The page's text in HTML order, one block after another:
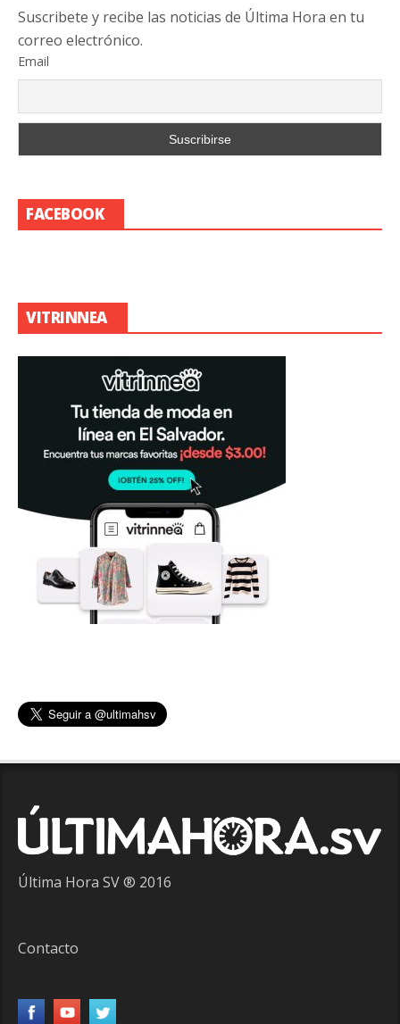
Suscribete y recibe las noticias de Última Hora en tu
correo electrónico.
Email
FACEBOOK
VITRINNEA
Última Hora SV ® 2016
Contacto